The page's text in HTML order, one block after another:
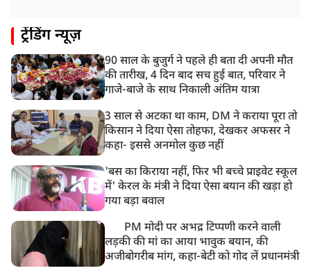
ट्रेंडिंग न्यूज़
90 साल के बुजुर्ग ने पहले ही बता दी अपनी मौत
की तारीख, 4 दिन बाद सच हुई बात, परिवार ने
गाजे-बाजे के साथ निकाली अंतिम यात्रा
3 साल से अटका था काम, DM ने कराया पूरा तो
किसान ने दिया ऐसा तोहफा, देखकर अफसर ने
कहा- इससे अनमोल कुछ नहीं
'बस का किराया नहीं, फिर भी बच्चे प्राइवेट स्कूल
में' केरल के मंत्री ने दिया ऐसा बयान की खड़ा हो
गया बड़ा बवाल
PM मोदी पर अभद्र टिप्पणी करने वाली
लड़की की मां का आया भावुक बयान, की
अजीबोगरीब मांग, कहा-बेटी को गोद लें प्रधानमंत्री